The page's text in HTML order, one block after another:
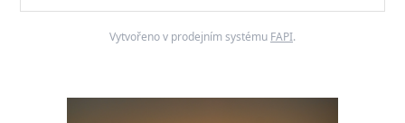
Vytvořeno v prodejním systému FAPI.